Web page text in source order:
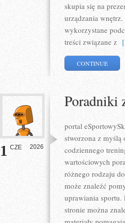
skupia się na
urządzania
wykorzystane
treści związane z
CONTINUE
1 CZE 2026
Poradniki
portal
stworzona z myślą
codziennego
wartościowych
różnego rodzaju
może znaleźć
uprawiania sportu.
stronie można